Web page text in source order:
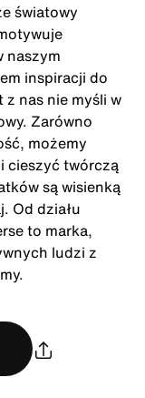
światowy
naszym
inspiracji do
nas nie myśli w
Zarówno
możemy
cieszyć twórczą
są wisienką
Od działu
to marka,
ludzi z